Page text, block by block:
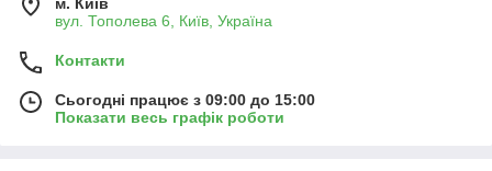
м. Київ
вул. Тополева 6, Київ, Україна
Контакти
Сьогодні працює з 09:00 до 15:00
Показати весь графік роботи